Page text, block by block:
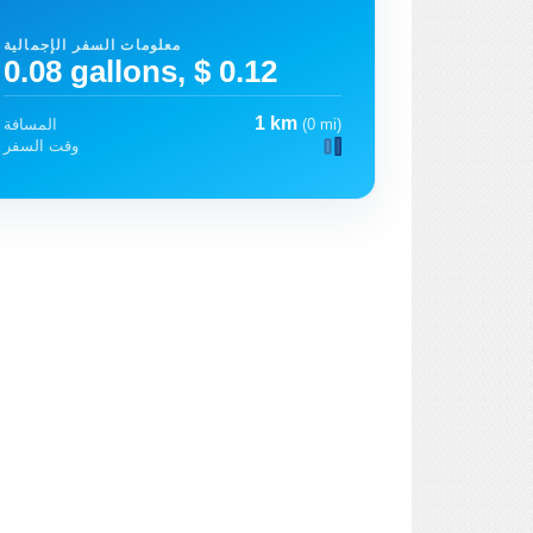
معلومات السفر الإجمالية
0.08 gallons, $ 0.12
المسافة 1 km (0 mi)
وقت السفر